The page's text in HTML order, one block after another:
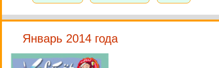
Январь 2014 года